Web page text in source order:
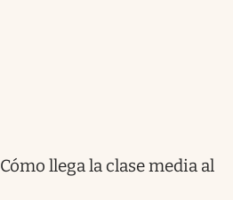
Cómo llega la clase media al